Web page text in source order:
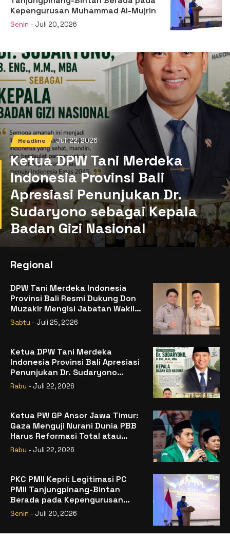
Kepengurusan Muhammad Al-Mujrin
Senin - Juli 20, 2026
Headline Juli 22, 2026
Ketua DPW Tani Merdeka
Indonesia Provinsi Bali
Apresiasi Penunjukan Dr.
Sudaryono sebagai Kepala
Badan Gizi Nasional
Regional
DPW Tani Merdeka Indonesia
Provinsi Bali Resmi Dukung Don
Muzakir Mengisi Jabatan Wakil
Menteri Pertanian RI
Sabtu - Juli 25, 2026
Ketua DPW Tani Merdeka
Indonesia Provinsi Bali Apresiasi
Penunjukan Dr. Sudaryono
sebagai Kepala Badan Gizi
Rabu - Juli 22, 2026
Ketua PW GP Ansor Jawa Timur:
Gaza Menguji Nurani Dunia PBB
Harus Reformasi Total atau
Kehilangan Legitimasi
Rabu - Juli 22, 2026
PKC PMII Kepri: Legitimasi PC
PMII Tanjungpinang-Bintan
Berada pada Kepengurusan
Muhammad Al-Mujrin
Senin - Juli 20, 2026